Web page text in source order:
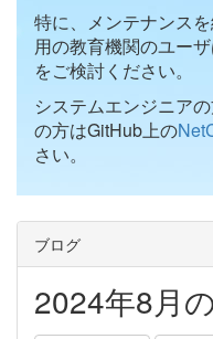
特に、メンテナンス
用の教育機関のユー
をご検討ください。
システムエンジニア
の方はGitHub上の
さい。
ブログ
2024年8月